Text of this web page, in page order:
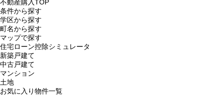
不動産購入TOP
条件から探す
学区から探す
町名から探す
マップで探す
住宅ローン控除シミュレータ
新築戸建て
中古戸建て
マンション
土地
お気に入り物件一覧